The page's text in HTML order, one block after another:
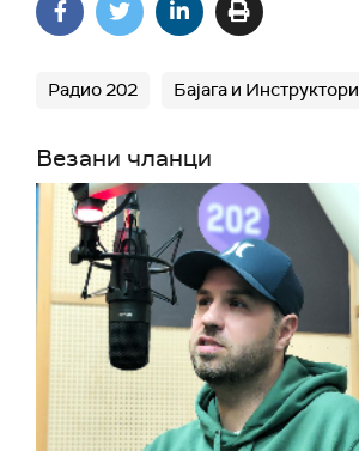
Радио 202 Бајага и Инструктори
Везани чланци